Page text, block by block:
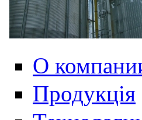
О
Продукція